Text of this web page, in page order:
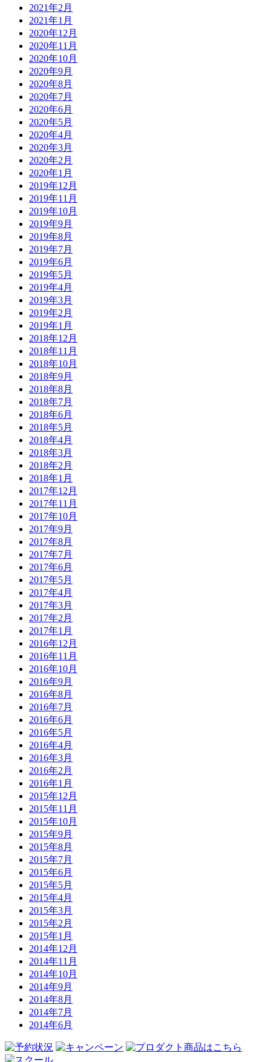
2021年2月
2021年1月
2020年12月
2020年11月
2020年10月
2020年9月
2020年8月
2020年7月
2020年6月
2020年5月
2020年4月
2020年3月
2020年2月
2020年1月
2019年12月
2019年11月
2019年10月
2019年9月
2019年8月
2019年7月
2019年6月
2019年5月
2019年4月
2019年3月
2019年2月
2019年1月
2018年12月
2018年11月
2018年10月
2018年9月
2018年8月
2018年7月
2018年6月
2018年5月
2018年4月
2018年3月
2018年2月
2018年1月
2017年12月
2017年11月
2017年10月
2017年9月
2017年8月
2017年7月
2017年6月
2017年5月
2017年4月
2017年3月
2017年2月
2017年1月
2016年12月
2016年11月
2016年10月
2016年9月
2016年8月
2016年7月
2016年6月
2016年5月
2016年4月
2016年3月
2016年2月
2016年1月
2015年12月
2015年11月
2015年10月
2015年9月
2015年8月
2015年7月
2015年6月
2015年5月
2015年4月
2015年3月
2015年2月
2015年1月
2014年12月
2014年11月
2014年10月
2014年9月
2014年8月
2014年7月
2014年6月